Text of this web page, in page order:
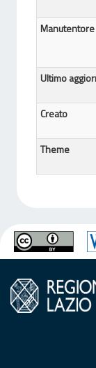
Manutentore
Ultimo
Creato
Theme